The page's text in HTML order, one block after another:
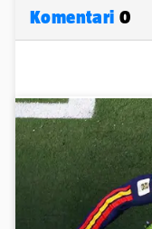
Komentari 0